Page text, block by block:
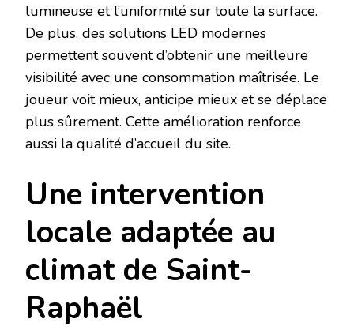
lumineuse et l’uniformité sur toute la surface.
De plus, des solutions LED modernes
permettent souvent d’obtenir une meilleure
visibilité avec une consommation maîtrisée. Le
joueur voit mieux, anticipe mieux et se déplace
plus sûrement. Cette amélioration renforce
aussi la qualité d’accueil du site.
Une intervention
locale adaptée au
climat de Saint-
Raphaël